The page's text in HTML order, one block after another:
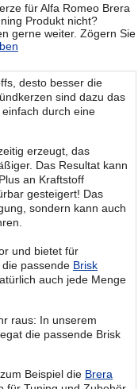
für Alfa Romeo Brera
Produkt nicht?
gerne weiter. Zögern Sie
desto besser die
sind dazu das
durch eine
erzeugt, das
Das Resultat kann
an Kraftstoff
gesteigert! Das
sondern kann auch
und bietet für
passende Brisk
auch jede Menge
raus: In unserem
die passende Brisk
Beispiel die Brera